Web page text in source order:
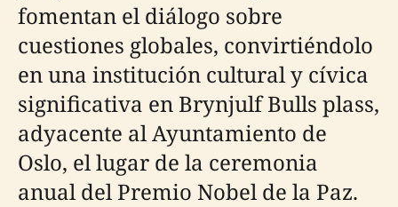
fomentan el diálogo sobre
cuestiones globales, convirtiéndolo
en una institución cultural y cívica
significativa en Brynjulf Bulls plass,
adyacente al Ayuntamiento de
Oslo, el lugar de la ceremonia
anual del Premio Nobel de la Paz.